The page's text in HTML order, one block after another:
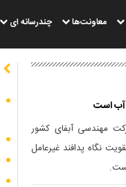
معاونت‌ها چندرسانه ای
آب است
مهندسی آبفای کشور
نگاه پدافند غیرعامل